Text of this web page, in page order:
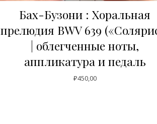
Бах-Бузони : Хоральная
прелюдия BWV 639
| облегченные ноты,
аппликатура и педаль
₽450,00